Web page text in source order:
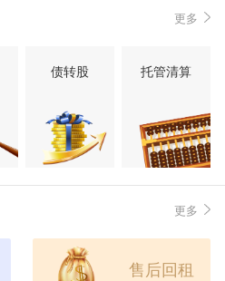
更多
债转股 托管清算
更多
售后回租